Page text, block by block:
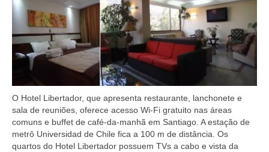
O Hotel Libertador, que apresenta restaurante, lanchonete e
sala de reuniões, oferece acesso Wi-Fi gratuito nas áreas
comuns e buffet de café-da-manhã em Santiago. A estação de
metrô Universidad de Chile fica a 100 m de distância. Os
quartos do Hotel Libertador possuem TVs a cabo e vista da